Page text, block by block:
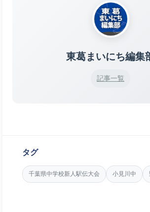
東葛まいにち編集
記事一覧
タグ
千葉県中学校新人駅伝大会 小見川中